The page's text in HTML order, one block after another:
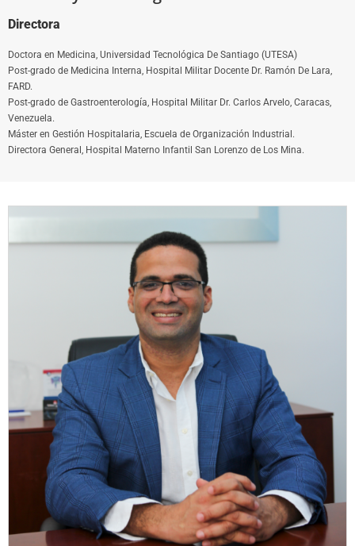
Directora
Doctora en Medicina, Universidad Tecnológica De Santiago (UTESA)
Post-grado de Medicina Interna, Hospital Militar Docente Dr. Ramón De Lara,
FARD.
Post-grado de Gastroenterología, Hospital Militar Dr. Carlos Arvelo, Caracas,
Venezuela.
Máster en Gestión Hospitalaria, Escuela de Organización Industrial.
Directora General, Hospital Materno Infantil San Lorenzo de Los Mina.